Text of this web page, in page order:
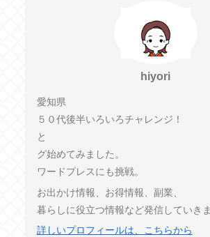
hiyori
愛知県
５０代後半いろいろチャレンジ！
と ブ
グ始めてみました。
ワードプレスにも挑戦。
お出かけ情報、お得情報、副業、
暮らしに役立つ情報など発信していきま
詳しいプロフィールは、こちらから